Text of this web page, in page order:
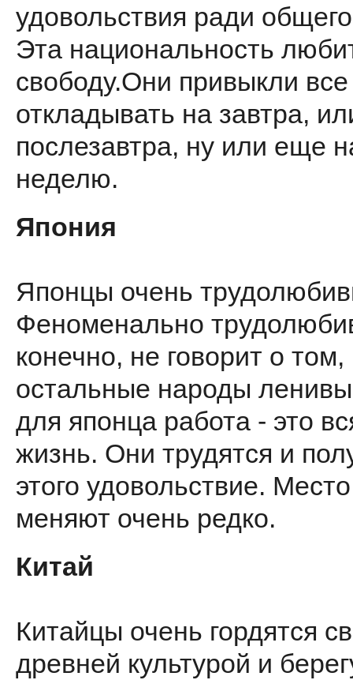
удовольствия ради
Эта национальность
свободу.Они привыкли все
откладывать на завтра,
послезавтра, ну или еще
неделю.
Япония
Японцы очень
Феноменально
конечно, не говорит о том,
остальные народы
для японца работа - это
жизнь. Они трудятся и
этого удовольствие.
меняют очень редко.
Китай
Китайцы очень гордятся
древней культурой и